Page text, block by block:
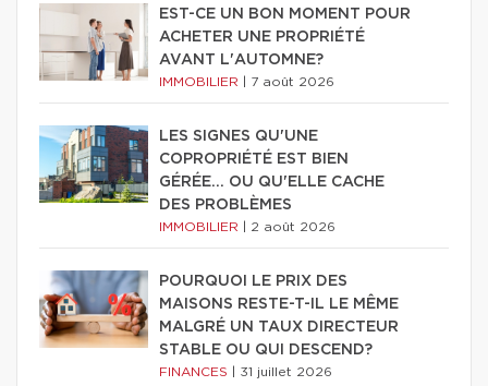
EST-CE UN BON MOMENT POUR
ACHETER UNE PROPRIÉTÉ
AVANT L'AUTOMNE?
IMMOBILIER 7 août 2026
LES SIGNES QU'UNE
COPROPRIÉTÉ EST BIEN
GÉRÉE… OU QU'ELLE CACHE
DES PROBLÈMES
IMMOBILIER 2 août 2026
POURQUOI LE PRIX DES
MAISONS RESTE-T-IL LE MÊME
MALGRÉ UN TAUX DIRECTEUR
STABLE OU QUI DESCEND?
FINANCES 31 juillet 2026